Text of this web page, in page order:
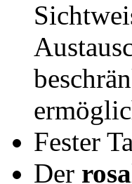
Fester
Der